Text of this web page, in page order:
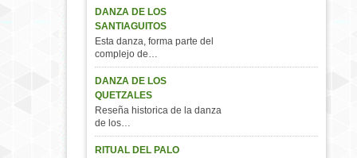
DANZA DE LOS
SANTIAGUITOS
Esta danza, forma parte del
complejo de…
DANZA DE LOS
QUETZALES
Reseña historica de la danza
de los…
RITUAL DEL PALO